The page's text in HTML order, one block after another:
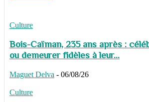
Culture
Bois-Caïman, 235 ans après :
ou demeurer fidèles à leur...
Maguet Delva - 06/08/26
Culture